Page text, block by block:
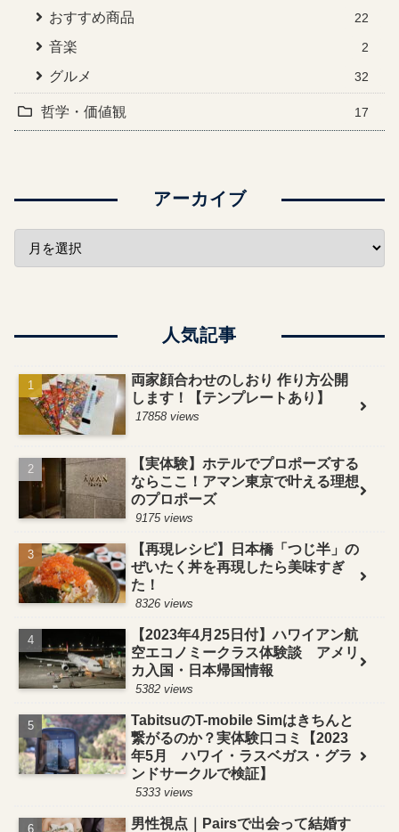
おすすめ商品 22
音楽 2
グルメ 32
哲学・価値観 17
アーカイブ
人気記事
両家顔合わせのしおり 作り方公開
します！【テンプレートあり】
17858 views
【実体験】ホテルでプロポーズする
ならここ！アマン東京で叶える理想
のプロポーズ
9175 views
【再現レシピ】日本橋「つじ半」の
ぜいたく丼を再現したら美味すぎ
た！
8326 views
【2023年4月25日付】ハワイアン航
空エコノミークラス体験談 アメリ
カ入国・日本帰国情報
5382 views
TabitsuのT-mobile Simはきちんと
繋がるのか？実体験口コミ【2023
年5月 ハワイ・ラスベガス・グラ
ンドサークルで検証】
5333 views
男性視点｜Pairsで出会って結婚す